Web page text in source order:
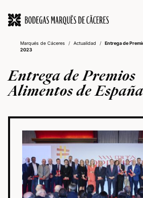
Marqués de Cáceres / Actualidad /
Entrega de
2023
Entrega de Premios
Alimentos de